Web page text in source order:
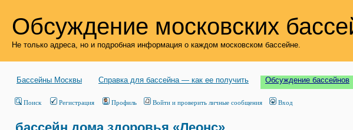
Обсуждение московских
Не только адреса, но и подробная информация о каждом московском бассейне.
Бассейны Москвы Справка для бассейна — как ее получить Обсуждение бассейнов
Поиск Регистрация Профиль Войти и проверить личные сообщения Вход